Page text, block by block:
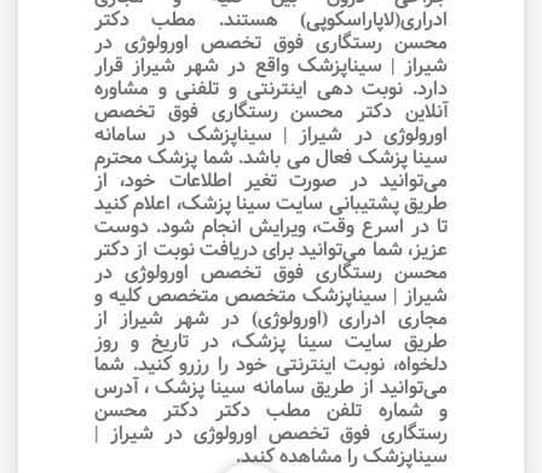
ادراری(لاپاراسکوپی) هستند. مطب دکتر
محسن رستگاری فوق تخصص اورولوژی در
شیراز | سیناپزشک واقع در شهر شیراز قرار
دارد. نوبت‌ دهی اینترنتی و تلفنی و مشاوره
آنلاین دکتر محسن رستگاری فوق تخصص
اورولوژی در شیراز | سیناپزشک در سامانه
سینا پزشک فعال می باشد. شما پزشک محترم
می‌توانید در صورت تغیر اطلاعات خود، از
طریق پشتیبانی سایت سینا پزشک، اعلام کنید
تا در اسرع وقت‌، ویرایش انجام شود. دوست
عزیز، شما می‌توانید برای دریافت نوبت از دکتر
محسن رستگاری فوق تخصص اورولوژی در
شیراز | سیناپزشک متخصص متخصص کلیه و
مجاری ادراری (اورولوژی) در شهر شیراز از
طریق سایت سینا پزشک، در تاریخ و روز
دلخواه، نوبت اینترنتی خود را رزرو کنید. شما
می‌توانید از طریق سامانه سینا پزشک ، آدرس
و شماره تلفن مطب دکتر دکتر محسن
رستگاری فوق تخصص اورولوژی در شیراز |
سیناپزشک را مشاهده کنید.